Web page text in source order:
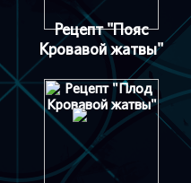
Рецепт "Пояс
Кровавой жатвы"